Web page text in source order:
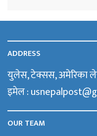
ADDRESS
युलेस, टेक्सस, अमेरिका
इमेल :
OUR TEAM